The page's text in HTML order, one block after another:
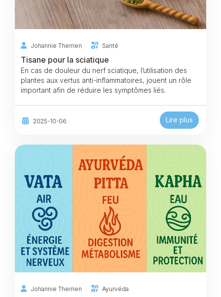
Johannie Therrien Santé
Tisane pour la sciatique
En cas de douleur du nerf sciatique, l’utilisation des
plantes aux vertus anti-inflammatoires, jouent un rôle
important afin de réduire les symptômes liés.
2025-10-06 Lire plus
Johannie Therrien Ayurvéda